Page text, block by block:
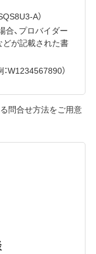
A）
、プロバイダー
が記載された書
W1234567890）
問合せ方法をご用意